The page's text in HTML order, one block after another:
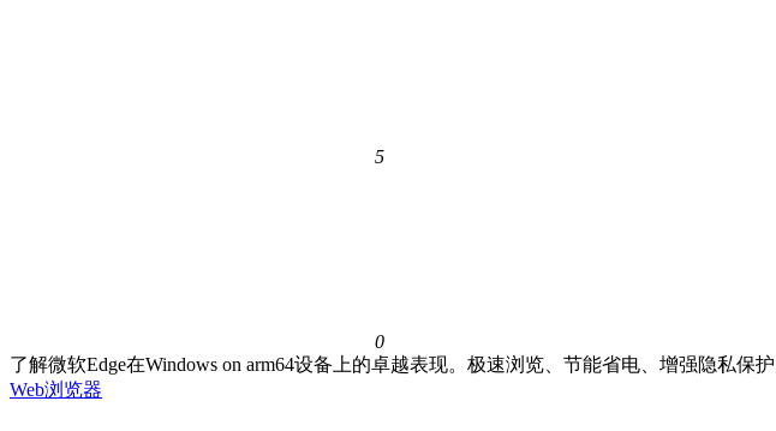
5
0
了解微软Edge在Windows on arm64设备上的卓越表现。极速浏览、节能省电、增强隐私
Web浏览器